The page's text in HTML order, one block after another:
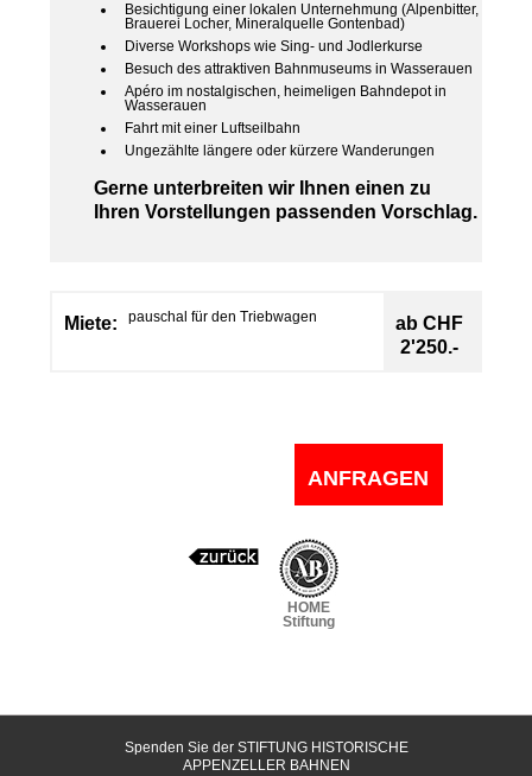
Besichtigung einer lokalen Unternehmung (Alpenbitter,
Brauerei Locher, Mineralquelle Gontenbad)
Diverse Workshops wie Sing- und Jodlerkurse
Besuch des attraktiven Bahnmuseums in Wasserauen
Apéro im nostalgischen, heimeligen Bahndepot in
Wasserauen
Fahrt mit einer Luftseilbahn
Ungezählte längere oder kürzere Wanderungen
Gerne unterbreiten wir Ihnen einen zu
Ihren Vorstellungen passenden Vorschlag.
Miete: pauschal für den Triebwagen
ab CHF
2'250.-
ANFRAGEN
HOME
Stiftung
Spenden Sie der STIFTUNG HISTORISCHE
APPENZELLER BAHNEN